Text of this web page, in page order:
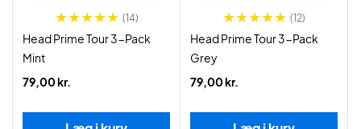
(14)
Head Prime Tour 3-Pack
Mint
79,00 kr.
(12)
Head Prime Tour 3-Pack
Grey
79,00 kr.